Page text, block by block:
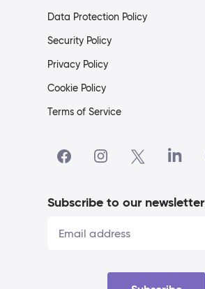
Data Protection Policy
Security Policy
Privacy Policy
Cookie Policy
Terms of Service
Subscribe to our newsletter